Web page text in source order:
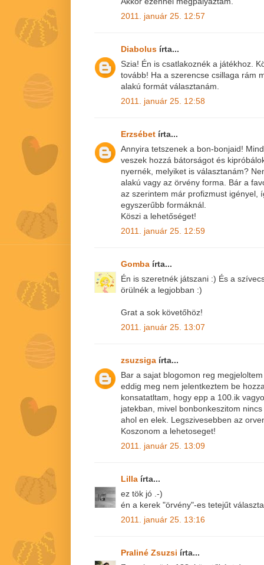
2011. január 25. 12:57
Diabolus írta...
Szia! Én is csatlakoznék a játékhoz.
tovább! Ha a szerencse csillaga rám
alakú formát választanám.
2011. január 25. 12:58
Erzsébet írta...
Annyira tetszenek a bon-bonjaid!
veszek hozzá bátorságot és
nyernék, melyiket is választanám?
alakú vagy az örvény forma. Bár a
az szerintem már profizmust igényel,
egyszerűbb formáknál.
Köszi a lehetőséget!
2011. január 25. 12:59
Gomba írta...
Én is szeretnék játszani :) És a
örülnék a legjobban :)
Grat a sok követőhöz!
2011. január 25. 13:07
zsuzsiga írta...
Bar a sajat blogomon reg
eddig meg nem jelentkeztem be
konsatatltam, hogy epp a 100.ik
jatekban, mivel bonbonkeszitom
ahol en elek. Legszivesebben az
Koszonom a lehetoseget!
2011. január 25. 13:09
Lilla írta...
ez tök jó .-)
én a kerek "örvény"-es tetejűt
2011. január 25. 13:16
Praliné Zsuzsi írta...